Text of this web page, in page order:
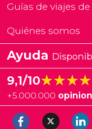
Guías de viajes
Quiénes somos
Ayuda
9,1/10
+5.000.000